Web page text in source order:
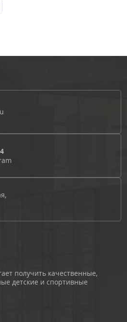
получить качественные,
детские и спортивные